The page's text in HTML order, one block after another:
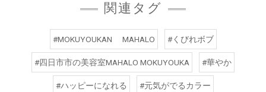
関連タグ
#MOKUYOUKAN MAHALO #くびれボブ
#四日市市の美容室MAHALO MOKUYOUKA #華やか
#ハッピーになれる #元気がでるカラー